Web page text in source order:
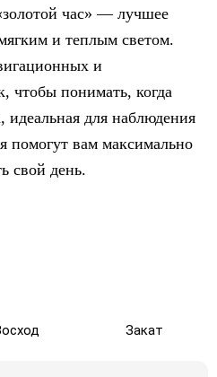
час» — лучшее
и теплым светом.
и
чтобы понимать, когда
идеальная для наблюдения
помогут вам максимально
свой день.
Закат